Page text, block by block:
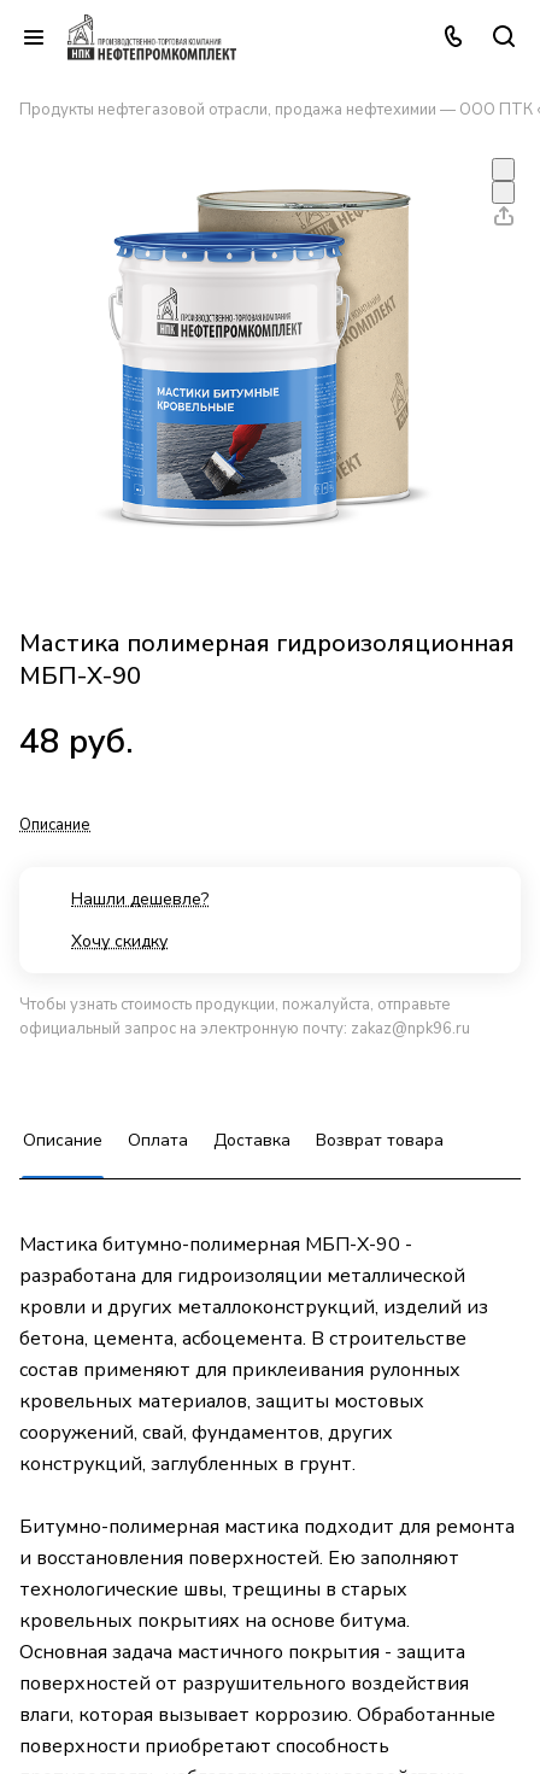
Продукты нефтегазовой отрасли, продажа нефтехимии — ООО ПТК
Мастика полимерная гидроизоляционная
МБП-Х-90
48 руб.
Описание
Нашли дешевле?
Хочу скидку
Чтобы узнать стоимость продукции, пожалуйста, отправьте
официальный запрос на электронную почту: zakaz@npk96.ru
Описание Оплата Доставка Возврат товара
Мастика битумно-полимерная МБП-Х-90 -
разработана для гидроизоляции металлической
кровли и других металлоконструкций, изделий из
бетона, цемента, асбоцемента. В строительстве
состав применяют для приклеивания рулонных
кровельных материалов, защиты мостовых
сооружений, свай, фундаментов, других
конструкций, заглубленных в грунт.
Битумно-полимерная мастика подходит для ремонта
и восстановления поверхностей. Ею заполняют
технологические швы, трещины в старых
кровельных покрытиях на основе битума.
Основная задача мастичного покрытия - защита
поверхностей от разрушительного воздействия
влаги, которая вызывает коррозию. Обработанные
поверхности приобретают способность